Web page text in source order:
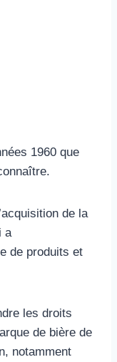
1960 que
de la
a
de produits et
les droits
de bière de
notamment